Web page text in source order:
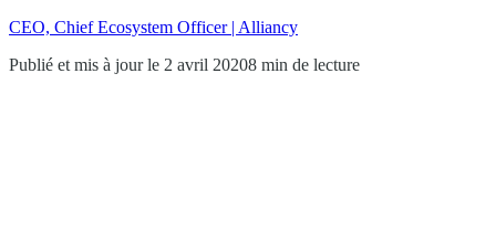
CEO, Chief Ecosystem Officer | Alliancy
Publié et mis à jour le 2 avril 20208 min de lecture